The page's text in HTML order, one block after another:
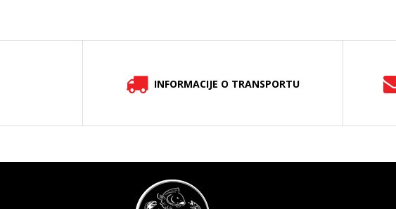
2.999,00 RSD
ZECK L-CLONK
BUĆKA ZA SOMA
TEAM 4306 PR
7.192,00 RSD
8.990,00RSD
INFORMACIJE O TRANSPORTU